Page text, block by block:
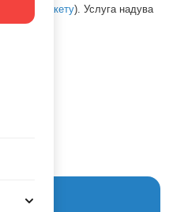
к макету). Услуга надува